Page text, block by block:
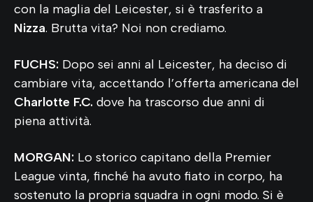
con la maglia del Leicester, si è trasferito a
Nizza. Brutta vita? Noi non crediamo.
FUCHS: Dopo sei anni al Leicester, ha deciso di
cambiare vita, accettando l’offerta americana del
Charlotte F.C. dove ha trascorso due anni di
piena attività.
MORGAN: Lo storico capitano della Premier
League vinta, finché ha avuto fiato in corpo, ha
sostenuto la propria squadra in ogni modo. Si è